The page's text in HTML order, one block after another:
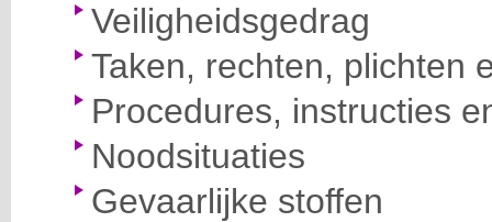
Veiligheidsgedrag
Taken, rechten, plichten
Procedures, instructies
Noodsituaties
Gevaarlijke stoffen